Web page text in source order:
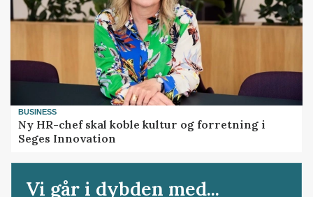
BUSINESS
Ny HR-chef skal koble kultur og forretning i
Seges Innovation
Vi går i dybden med...